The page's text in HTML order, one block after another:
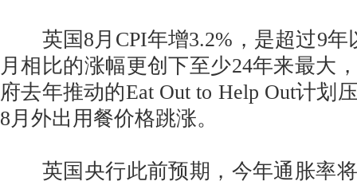
英国8月CPI年增3.2%，是超过9年
月相比的涨幅更创下至少24年来最大
府去年推动的Eat Out to Help Out计划
8月外出用餐价格跳涨。
英国央行此前预期，今年通胀率将